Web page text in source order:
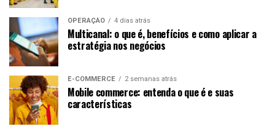
OPERAÇÃO 4 dias atrás
Multicanal: o que é, benefícios e como aplicar a
estratégia nos negócios
E-COMMERCE 2 semanas atrás
Mobile commerce: entenda o que é e suas
características